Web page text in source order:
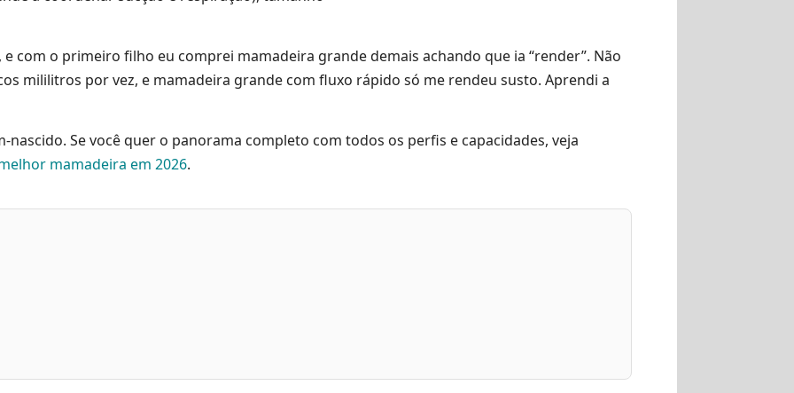
e com o primeiro filho eu comprei mamadeira grande demais achando que ia “render”. Não
mililitros por vez, e mamadeira grande com fluxo rápido só me rendeu susto. Aprendi a
nascido. Se você quer o panorama completo com todos os perfis e capacidades, veja
mamadeira em 2026.